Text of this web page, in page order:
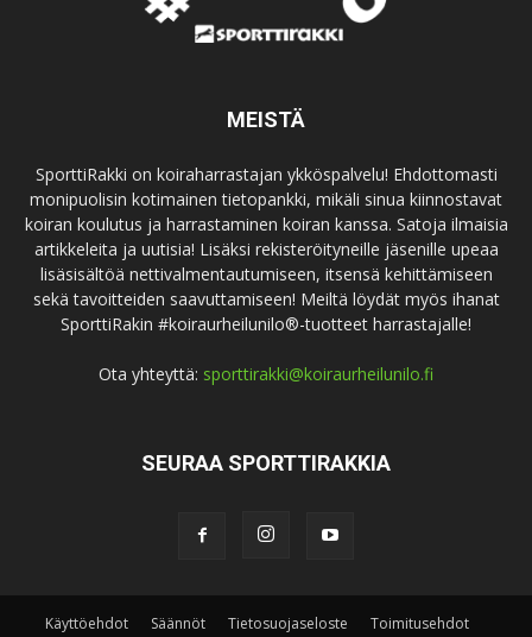
MEISTÄ
SporttiRakki on koiraharrastajan ykköspalvelu! Ehdottomasti
monipuolisin kotimainen tietopankki, mikäli sinua kiinnostavat
koiran koulutus ja harrastaminen koiran kanssa. Satoja ilmaisia
artikkeleita ja uutisia! Lisäksi rekisteröityneille jäsenille upeaa
lisäsisältöä nettivalmentautumiseen, itsensä kehittämiseen
sekä tavoitteiden saavuttamiseen! Meiltä löydät myös ihanat
SporttiRakin #koiraurheilunilo®-tuotteet harrastajalle!
Ota yhteyttä: sporttirakki@koiraurheilunilo.fi
SEURAA SPORTTIRAKKIA
Käyttöehdot Säännöt Tietosuojaseloste Toimitusehdot